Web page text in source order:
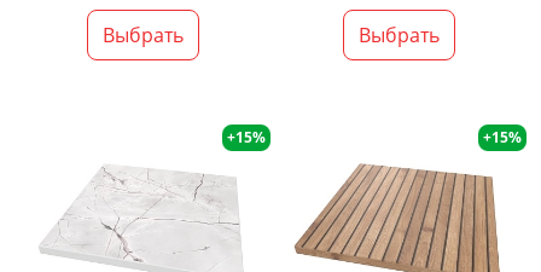
Выбрать Выбрать
+15% +15%